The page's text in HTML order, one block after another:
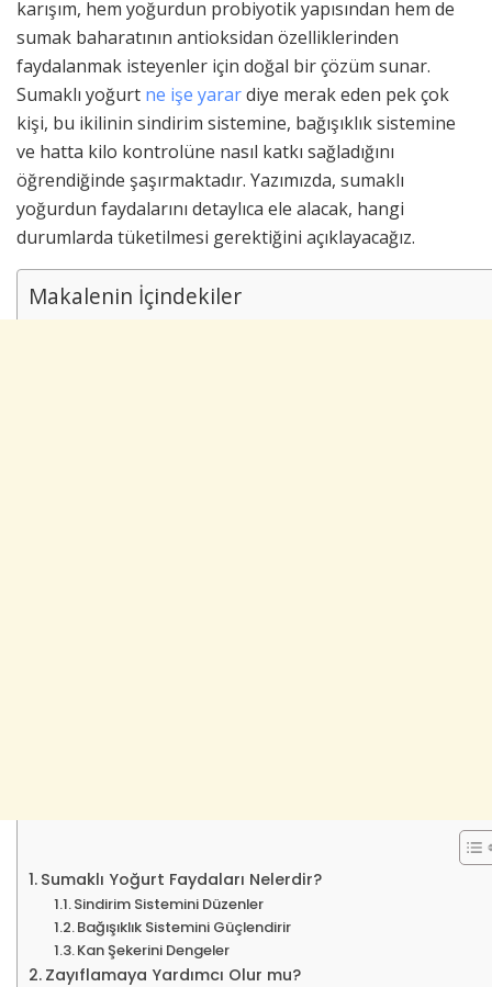
karışım, hem yoğurdun probiyotik yapısından hem de
sumak baharatının antioksidan özelliklerinden
faydalanmak isteyenler için doğal bir çözüm sunar.
Sumaklı yoğurt ne işe yarardiye merak eden pek çok
kişi, bu ikilinin sindirim sistemine, bağışıklık sistemine
ve hatta kilo kontrolüne nasıl katkı sağladığını
öğrendiğinde şaşırmaktadır. Yazımızda, sumaklı
yoğurdun faydalarını detaylıca ele alacak, hangi
durumlarda tüketilmesi gerektiğini açıklayacağız.
Makalenin İçindekiler
Sumaklı Yoğurt Faydaları Nelerdir?
Sindirim Sistemini Düzenler
Bağışıklık Sistemini Güçlendirir
Kan Şekerini Dengeler
Zayıflamaya Yardımcı Olur mu?